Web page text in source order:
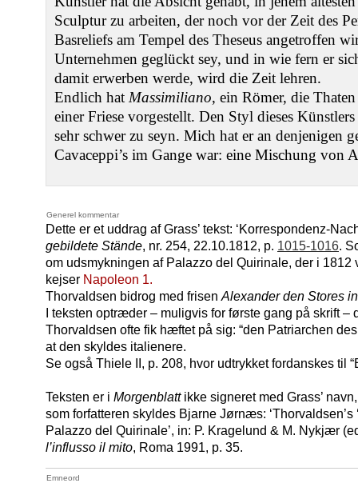
Sculptur zu arbeiten, der noch vor der Zeit des
Basreliefs am Tempel des Theseus angetroffen
Unternehmen geglückt sey, und in wie fern er
damit erwerben werde, wird die Zeit lehren.
Endlich hat Massimiliano, ein Römer, die
einer Friese vorgestellt. Den Styl dieses
sehr schwer zu seyn. Mich hat er an denjenigen
Cavaceppi’s im Gange war: eine Mischung von
Generel kommentar
Dette er et uddrag af Grass’ tekst: ‘Korrespondenz-
gebildete Stände, nr. 254, 22.10.1812, p. 1015-1016.
om udsmykningen af Palazzo del Quirinale, der i 1812
kejser Napoleon 1.
Thorvaldsen bidrog med frisen Alexander den Stores
I teksten optræder – muligvis for første gang på skrift
Thorvaldsen ofte fik hæftet på sig: “den Patriarchen
at den skyldes italienere.
Se også Thiele II, p. 208, hvor udtrykket fordanskes til
Teksten er i Morgenblattikke signeret med Grass’
som forfatteren skyldes Bjarne Jørnæs: ‘Thorvaldsen’s
Palazzo del Quirinale’, in: P. Kragelund & M. Nykjær
l’influsso il mito, Roma 1991, p. 35.
Emneord